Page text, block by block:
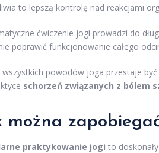
to lepszą kontrolę nad reakcjami
ćwiczenie jogi prowadzi do
poprawić funkcjonowanie całego
wszystkich powodów joga przestaje
schorzeń związanych z bólem
można
praktykowanie jogi to